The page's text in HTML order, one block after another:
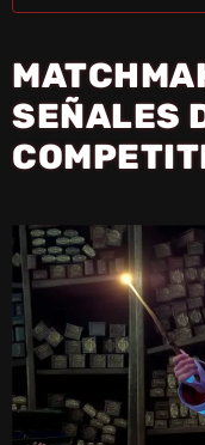
SEÑALES